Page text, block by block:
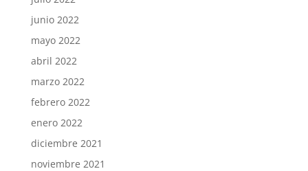
junio 2022
mayo 2022
abril 2022
marzo 2022
febrero 2022
enero 2022
diciembre 2021
noviembre 2021